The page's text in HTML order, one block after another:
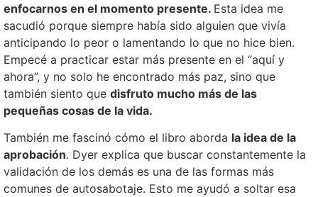
enfocarnos en el momento presente. Esta idea me
sacudió porque siempre había sido alguien que vivía
anticipando lo peor o lamentando lo que no hice bien.
Empecé a practicar estar más presente en el “aquí y
ahora”, y no solo he encontrado más paz, sino que
también siento que disfruto mucho más de las
pequeñas cosas de la vida.
También me fascinó cómo el libro aborda la idea de la
aprobación. Dyer explica que buscar constantemente la
validación de los demás es una de las formas más
comunes de autosabotaje. Esto me ayudó a soltar esa